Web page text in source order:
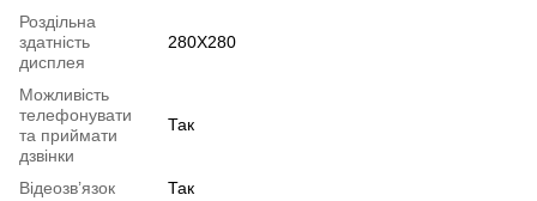
Роздільна
здатність
дисплея
280X280
Можливість
телефонувати
та приймати
дзвінки
Так
Відеозв’язок
Так